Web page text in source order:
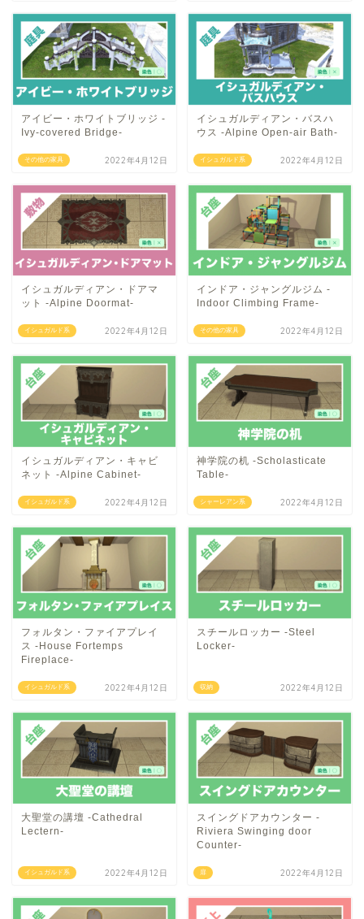
その他の家具
アイビー・ホワイトブリッジ -
Ivy-covered Bridge-
2022年4月12日 イシュガルド系
イシュガルディアン・バスハ
ウス -Alpine Open-air Bath-
2022年4月12日
イシュガルド系
イシュガルディアン・ドアマ
ット -Alpine Doormat-
2022年4月12日 その他の家具
インドア・ジャングルジム -
Indoor Climbing Frame-
2022年4月12日
イシュガルド系
イシュガルディアン・キャビ
ネット -Alpine Cabinet-
2022年4月12日 シャーレアン系
神学院の机 -Scholasticate
Table-
2022年4月12日
イシュガルド系
フォルタン・ファイアプレイ
ス -House Fortemps
Fireplace-
2022年4月12日 収納
スチールロッカー -Steel
Locker-
2022年4月12日
イシュガルド系
大聖堂の講壇 -Cathedral
Lectern-
2022年4月12日 扉
スイングドアカウンター -
Riviera Swinging door
Counter-
2022年4月12日